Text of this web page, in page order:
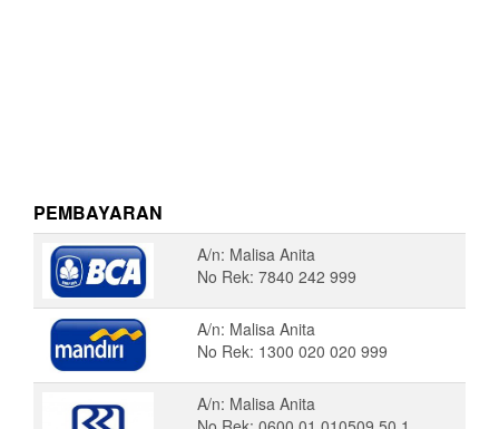
PEMBAYARAN
A/n: Malisa Anita
No Rek: 7840 242 999
A/n: Malisa Anita
No Rek: 1300 020 020 999
A/n: Malisa Anita